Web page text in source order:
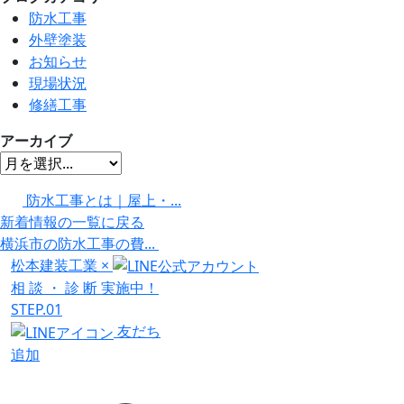
防水工事
外壁塗装
お知らせ
現場状況
修繕工事
アーカイブ
防水工事とは｜屋上・...
新着情報の一覧に戻る
横浜市の防水工事の費...
松本建装工業 ×
相 談 ・ 診 断実施中！
STEP.01
友だち
追加